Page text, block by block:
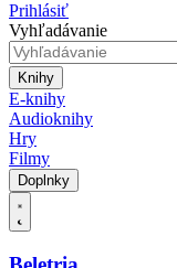
Prihlásiť
Vyhľadávanie
Knihy
E-knihy
Audioknihy
Hry
Filmy
Doplnky